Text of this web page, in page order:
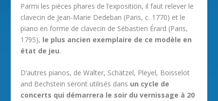
Parmi les pièces phares de l’exposition, il faut relever le
clavecin de Jean-Marie Dedeban (Paris, c. 1770) et le
piano en forme de clavecin de Sébastien Érard (Paris,
1795), le plus ancien exemplaire de ce modèle en
état de jeu.
D’autres pianos, de Walter, Schätzel, Pleyel, Boisselot
and Bechstein seront utilisés dans un cycle de
concerts qui démarrera le soir du vernissage à 20